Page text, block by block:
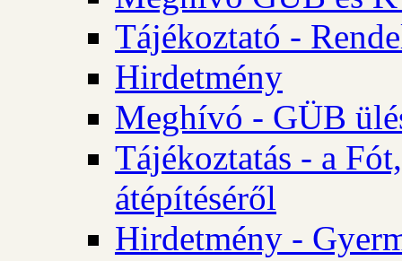
Tájékoztató -
Hirdetmény
Meghívó - GÜB
Tájékoztatás - a
átépítéséről
Hirdetmény -